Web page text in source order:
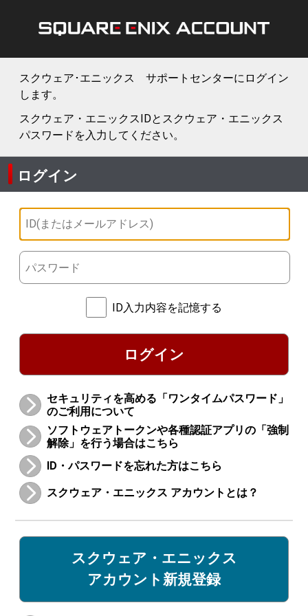
スクウェア･エニックス サポートセンターにログイン
します。
スクウェア・エニックスIDとスクウェア・エニックス
パスワードを入力してください。
ログイン
ID入力内容を記憶する
ログイン
セキュリティを高める「ワンタイムパスワード」
のご利用について
ソフトウェアトークンや各種認証アプリの「強制
解除」を行う場合はこちら
ID・パスワードを忘れた方はこちら
スクウェア・エニックス アカウントとは？
スクウェア・エニックス
アカウント新規登録